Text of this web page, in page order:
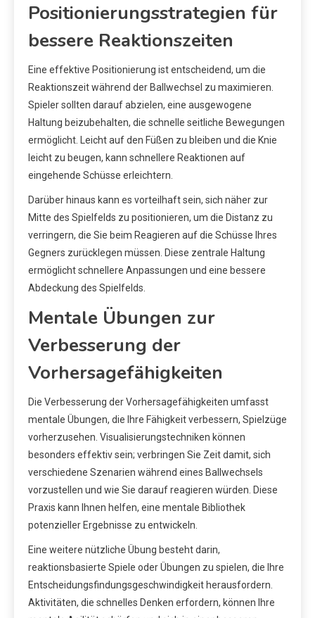
Positionierungsstrategien für
bessere Reaktionszeiten
Eine effektive Positionierung ist entscheidend, um die
Reaktionszeit während der Ballwechsel zu maximieren.
Spieler sollten darauf abzielen, eine ausgewogene
Haltung beizubehalten, die schnelle seitliche Bewegungen
ermöglicht. Leicht auf den Füßen zu bleiben und die Knie
leicht zu beugen, kann schnellere Reaktionen auf
eingehende Schüsse erleichtern.
Darüber hinaus kann es vorteilhaft sein, sich näher zur
Mitte des Spielfelds zu positionieren, um die Distanz zu
verringern, die Sie beim Reagieren auf die Schüsse Ihres
Gegners zurücklegen müssen. Diese zentrale Haltung
ermöglicht schnellere Anpassungen und eine bessere
Abdeckung des Spielfelds.
Mentale Übungen zur
Verbesserung der
Vorhersagefähigkeiten
Die Verbesserung der Vorhersagefähigkeiten umfasst
mentale Übungen, die Ihre Fähigkeit verbessern, Spielzüge
vorherzusehen. Visualisierungstechniken können
besonders effektiv sein; verbringen Sie Zeit damit, sich
verschiedene Szenarien während eines Ballwechsels
vorzustellen und wie Sie darauf reagieren würden. Diese
Praxis kann Ihnen helfen, eine mentale Bibliothek
potenzieller Ergebnisse zu entwickeln.
Eine weitere nützliche Übung besteht darin,
reaktionsbasierte Spiele oder Übungen zu spielen, die Ihre
Entscheidungsfindungsgeschwindigkeit herausfordern.
Aktivitäten, die schnelles Denken erfordern, können Ihre